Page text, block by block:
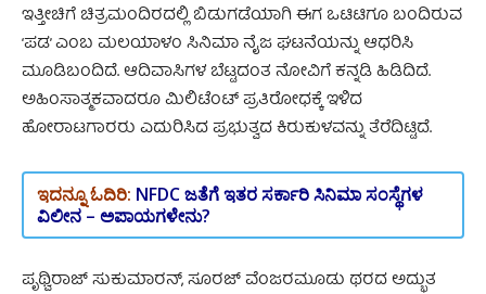
ಇತ್ತೀಚಿಗೆ ಚಿತ್ರಮಂದಿರದಲ್ಲಿ ಬಿಡುಗಡೆಯಾಗಿ ಈಗ ಒಟಿಟಿಗೂ ಬಂದಿರುವ
‘ಪಡ’ ಎಂಬ ಮಲಯಾಳಂ ಸಿನಿಮಾ ನೈಜ ಘಟನೆಯನ್ನು ಆಧರಿಸಿ
ಮೂಡಿಬಂದಿದೆ. ಆದಿವಾಸಿಗಳ ಬೆಟ್ಟದಂತ ನೋವಿಗೆ ಕನ್ನಡಿ ಹಿಡಿದಿದೆ.
ಅಹಿಂಸಾತ್ಮಕವಾದರೂ ಮಿಲಿಟೆಂಟ್ ಪ್ರತಿರೋಧಕ್ಕೆ ಇಳಿದ
ಹೋರಾಟಗಾರರು ಎದುರಿಸಿದ ಪ್ರಭುತ್ವದ ಕಿರುಕುಳವನ್ನು ತೆರೆದಿಟ್ಟಿದೆ.
ಇದನ್ನೂ ಓದಿರಿ: NFDC ಜತೆಗೆ ಇತರ ಸರ್ಕಾರಿ ಸಿನಿಮಾ ಸಂಸ್ಥೆಗಳ
ವಿಲೀನ – ಅಪಾಯಗಳೇನು?
ಪೃಥ್ವಿರಾಜ್ ಸುಕುಮಾರನ್‌, ಸೂರಜ್ ವೆಂಜರಮೂಡು ಥರದ ಅದ್ಭುತ